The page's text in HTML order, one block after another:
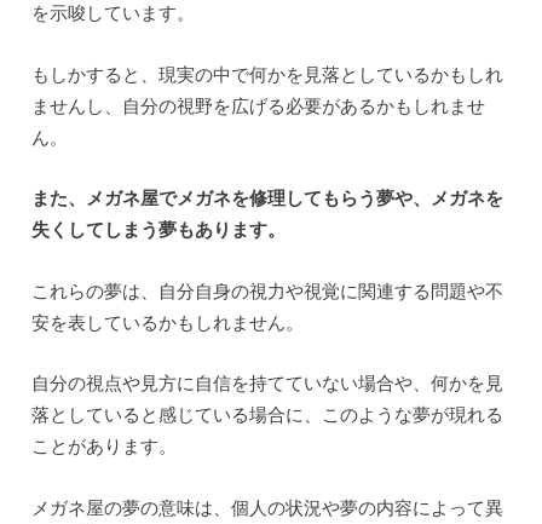
を示唆しています。
もしかすると、現実の中で何かを見落としているかもしれ
ませんし、自分の視野を広げる必要があるかもしれませ
ん。
また、メガネ屋でメガネを修理してもらう夢や、メガネを
失くしてしまう夢もあります。
これらの夢は、自分自身の視力や視覚に関連する問題や不
安を表しているかもしれません。
自分の視点や見方に自信を持てていない場合や、何かを見
落としていると感じている場合に、このような夢が現れる
ことがあります。
メガネ屋の夢の意味は、個人の状況や夢の内容によって異